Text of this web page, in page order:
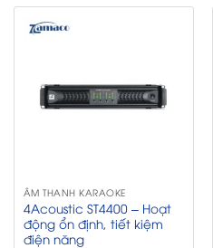
ÂM THANH KARAOKE
4Acoustic ST4400 – Hoạt
động ổn định, tiết kiệm
điện năng